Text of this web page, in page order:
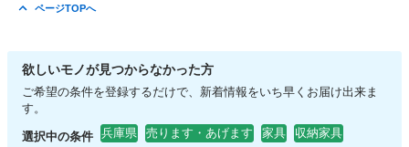
ページTOPへ
欲しいモノが見つからなかった方
ご希望の条件を登録するだけで、新着情報をいち早くお届け出来ま
す。
選択中の条件 兵庫県 売ります・あげます 家具
収納家具